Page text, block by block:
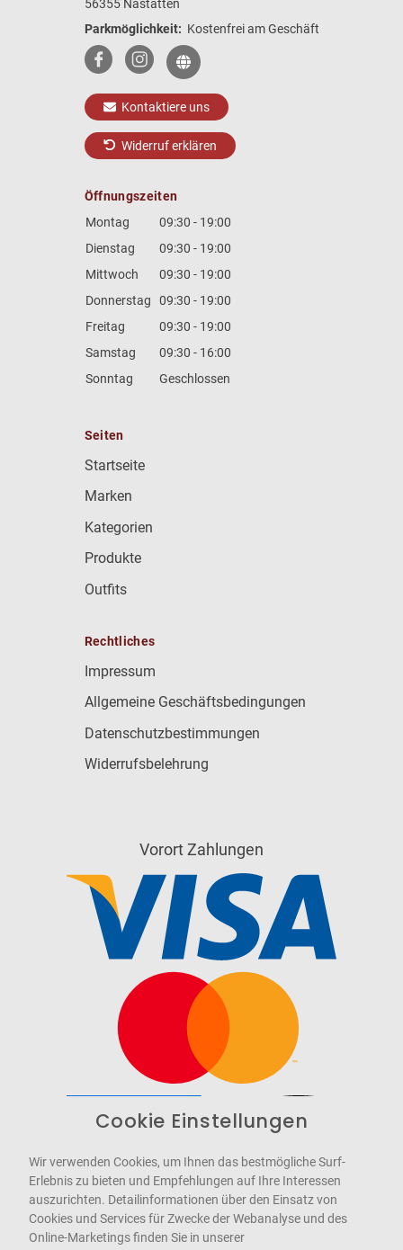
56355 Nastätten
Parkmöglichkeit: Kostenfrei am Geschäft
Kontaktiere uns
Widerruf erklären
Öffnungszeiten
Montag
09:30 - 19:00
Dienstag
09:30 - 19:00
Mittwoch
09:30 - 19:00
Donnerstag
09:30 - 19:00
Freitag
09:30 - 19:00
Samstag
09:30 - 16:00
Sonntag
Geschlossen
Seiten
Startseite
Marken
Kategorien
Produkte
Outfits
Rechtliches
Impressum
Allgemeine Geschäftsbedingungen
Datenschutzbestimmungen
Widerrufsbelehrung
Vorort Zahlungen
WCAG-2.1-AA
Cookie Einstellungen
Wir verwenden Cookies, um Ihnen das bestmögliche Surf-
Erlebnis zu bieten und Empfehlungen auf Ihre Interessen
auszurichten. Detailinformationen über den Einsatz von
Cookies und Services für Zwecke der Webanalyse und des
Online-Marketings finden Sie in unserer